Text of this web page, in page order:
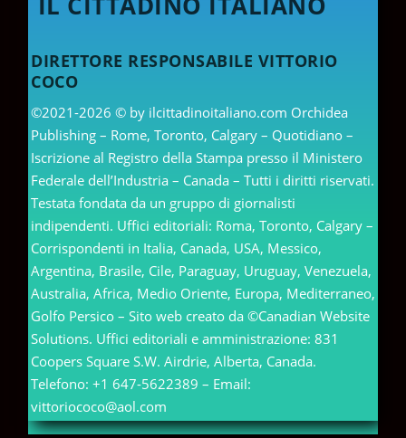
DIRETTORE RESPONSABILE VITTORIO
COCO
©2021-2026 © by ilcittadinoitaliano.com Orchidea
Publishing – Rome, Toronto, Calgary – Quotidiano –
Iscrizione al Registro della Stampa presso il Ministero
Federale dell’Industria – Canada – Tutti i diritti riservati.
Testata fondata da un gruppo di giornalisti
indipendenti. Uffici editoriali: Roma, Toronto, Calgary –
Corrispondenti in Italia, Canada, USA, Messico,
Argentina, Brasile, Cile, Paraguay, Uruguay, Venezuela,
Australia, Africa, Medio Oriente, Europa, Mediterraneo,
Golfo Persico – Sito web creato da ©Canadian Website
Solutions. Uffici editoriali e amministrazione: 831
Coopers Square S.W. Airdrie, Alberta, Canada.
Telefono: +1 647-5622389 – Email:
vittoriococo@aol.com